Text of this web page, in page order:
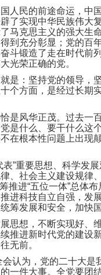
人民的前途命运，
了实现中华民族伟
克思主义的强大
到充分彰显；党的
斗锻造了走在时代
光荣正确的党。
是：坚持党的领导
个方面，是经过长
风华正茂。过去
是什么、要干什么
在根本性问题上出
”重要思想、科学发
、社会主义建设规
推进“五位一体”总
进科技自立自强，
发展和安全，加快
思想，不断实现好
推进新时代党的建
无前。
认为，党的二十大
一件大事。全党要